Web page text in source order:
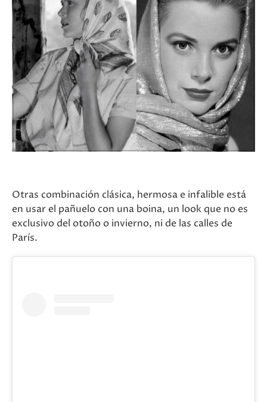
Otras combinación clásica, hermosa e infalible está
en usar el pañuelo con una boina, un look que no es
exclusivo del otoño o invierno, ni de las calles de
París.